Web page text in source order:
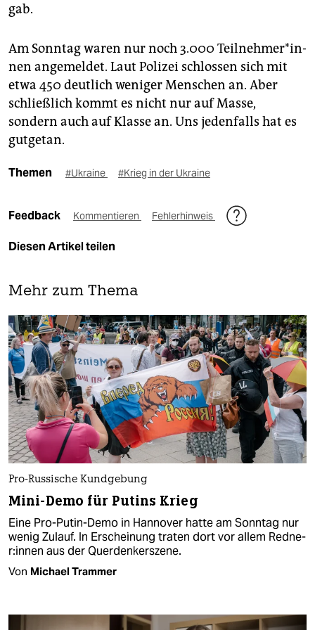
gab.
Am Sonntag waren nur noch 3.000 Teil­neh­me­r*in­
nen angemeldet. Laut Polizei schlossen sich mit
etwa 450 deutlich weniger Menschen an. Aber
schließlich kommt es nicht nur auf Masse,
sondern auch auf Klasse an. Uns jedenfalls hat es
gutgetan.
Themen #Ukraine #Krieg in der Ukraine
Feedback Kommentieren Fehlerhinweis
Diesen Artikel teilen
Mehr zum Thema
Pro-Russische Kundgebung
Mini-Demo für Putins Krieg
Eine Pro-Putin-Demo in Hannover hatte am Sonntag nur
wenig Zulauf. In Erscheinung traten dort vor allem Red­ne­
r:in­nen aus der Querdenkerszene.
Von Michael Trammer